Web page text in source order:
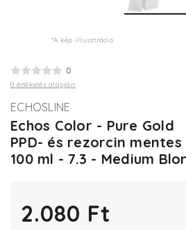
*A kép illusztráció
0
0 értékelés alapján
ECHOSLINE
Echos Color - Pure Gold
PPD- és rezorcin
100 ml - 7.3 - Medium
2.080 Ft